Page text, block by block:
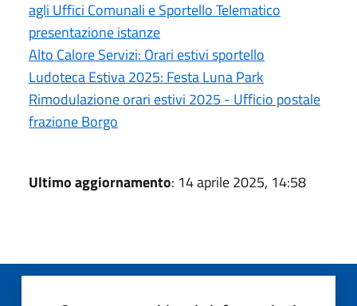
agli Uffici Comunali e Sportello Telematico
presentazione istanze
Alto Calore Servizi: Orari estivi sportello
Ludoteca Estiva 2025: Festa Luna Park
Rimodulazione orari estivi 2025 - Ufficio postale
frazione Borgo
Ultimo aggiornamento: 14 aprile 2025, 14:58